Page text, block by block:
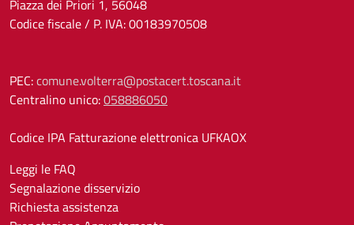
Piazza dei Priori 1, 56048
Codice fiscale / P. IVA: 00183970508
PEC:comune.volterra@postacert.toscana.it
Centralino unico:058886050
Codice IPA Fatturazione elettronica UFKAOX
Leggi le FAQ
Segnalazione disservizio
Richiesta assistenza